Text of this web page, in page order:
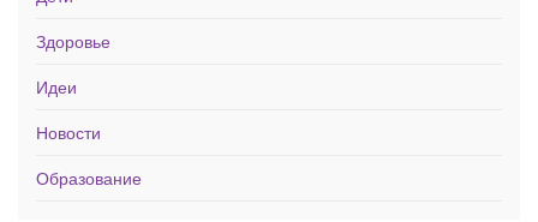
Здоровье
Идеи
Новости
Образование